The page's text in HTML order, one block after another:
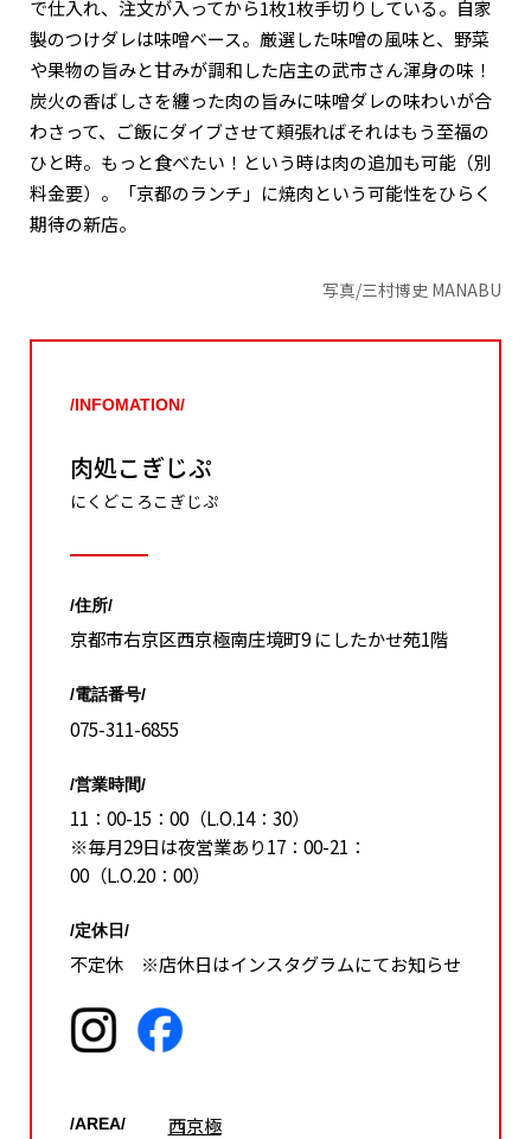
で仕入れ、注文が入ってから1枚1枚手切りしている。自家
製のつけダレは味噌ベース。厳選した味噌の風味と、野菜
や果物の旨みと甘みが調和した店主の武市さん渾身の味！
炭火の香ばしさを纏った肉の旨みに味噌ダレの味わいが合
わさって、ご飯にダイブさせて頬張ればそれはもう至福の
ひと時。もっと食べたい！という時は肉の追加も可能（別
料金要）。「京都のランチ」に焼肉という可能性をひらく
期待の新店。
写真/三村博史 MANABU
/INFOMATION/
肉処こぎじぷ
にくどころこぎじぷ
/住所/
京都市右京区西京極南庄境町9 にしたかせ苑1階
/電話番号/
075-311-6855
/営業時間/
11：00-15：00（L.O.14：30）
※毎月29日は夜営業あり17：00-21：
00（L.O.20：00）
/定休日/
不定休 ※店休日はインスタグラムにてお知らせ
/AREA/ 西京極